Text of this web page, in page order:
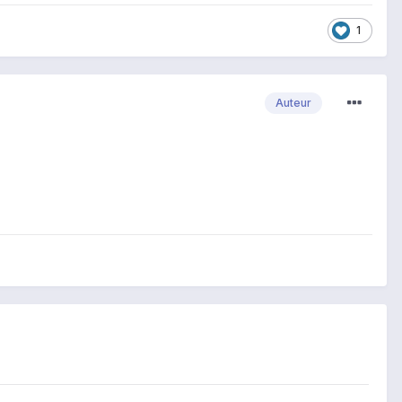
1
Auteur